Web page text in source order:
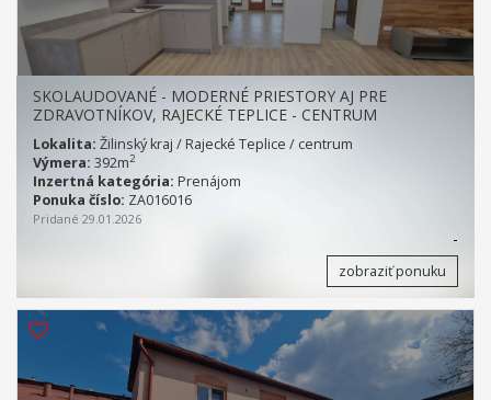
SKOLAUDOVANÉ - MODERNÉ PRIESTORY AJ PRE
ZDRAVOTNÍKOV, RAJECKÉ TEPLICE - CENTRUM
Lokalita: Žilinský kraj / Rajecké Teplice / centrum
Výmera: 392m2
Inzertná kategória: Prenájom
Ponuka číslo: ZA016016
Pridané 29.01.2026
-
zobraziť ponuku